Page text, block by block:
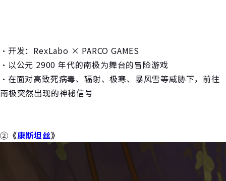
・开发：RexLabo × PARCO GAMES
・以公元 2900 年代的南极为舞台的冒险游戏
・在面对高致死病毒、辐射、极寒、暴风雪等威胁下，前往
南极突然出现的神秘信号
② 《康斯坦丝》